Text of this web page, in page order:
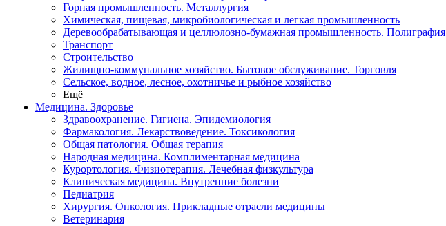
Горная промышленность. Металлургия
Химическая, пищевая, микробиологическая и легкая промышленность
Деревообрабатывающая и целлюлозно-бумажная промышленность. Полиграфия
Транспорт
Строительство
Жилищно-коммунальное хозяйство. Бытовое обслуживание. Торговля
Сельское, водное, лесное, охотничье и рыбное хозяйство
Ещё
Медицина. Здоровье
Здравоохранение. Гигиена. Эпидемиология
Фармакология. Лекарствоведение. Токсикология
Общая патология. Общая терапия
Народная медицина. Комплиментарная медицина
Курортология. Физиотерапия. Лечебная физкультура
Клиническая медицина. Внутренние болезни
Педиатрия
Хирургия. Онкология. Прикладные отрасли медицины
Ветеринария